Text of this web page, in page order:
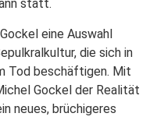
statt.
eine Auswahl
die sich in
Tod beschäftigen. Mit
Gockel der Realität
neues, brüchigeres